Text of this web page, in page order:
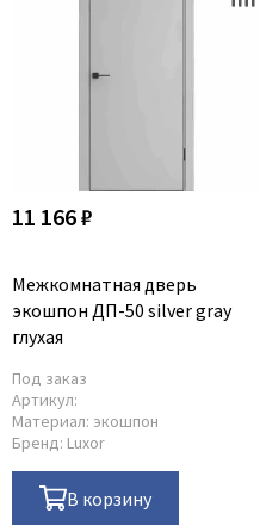
11 166 ₽
Межкомнатная дверь
экошпон ДП-50 silver gray
глухая
Под заказ
Артикул:
Материал: экошпон
Бренд: Luxor
В корзину